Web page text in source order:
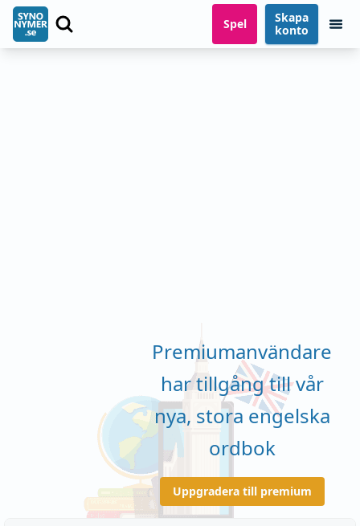
Spel
Skapa
konto
Premiumanvändare
har tillgång till vår
nya, stora engelska
ordbok
Uppgradera till premium